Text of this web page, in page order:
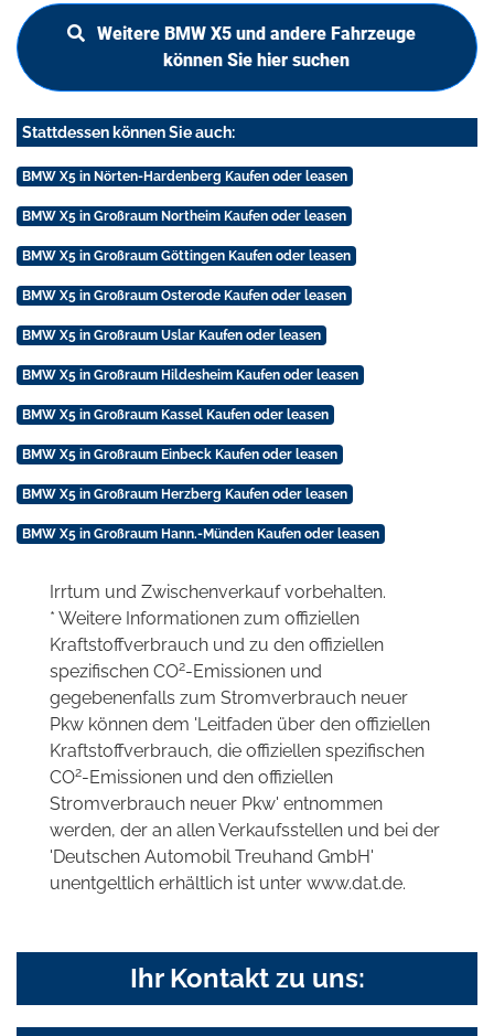
Weitere BMW X5 und andere Fahrzeuge
können Sie hier suchen
Stattdessen können Sie auch:
BMW X5 in Nörten-Hardenberg Kaufen oder leasen
BMW X5 in Großraum Northeim Kaufen oder leasen
BMW X5 in Großraum Göttingen Kaufen oder leasen
BMW X5 in Großraum Osterode Kaufen oder leasen
BMW X5 in Großraum Uslar Kaufen oder leasen
BMW X5 in Großraum Hildesheim Kaufen oder leasen
BMW X5 in Großraum Kassel Kaufen oder leasen
BMW X5 in Großraum Einbeck Kaufen oder leasen
BMW X5 in Großraum Herzberg Kaufen oder leasen
BMW X5 in Großraum Hann.-Münden Kaufen oder leasen
Irrtum und Zwischenverkauf vorbehalten.
* Weitere Informationen zum offiziellen
Kraftstoffverbrauch und zu den offiziellen
spezifischen CO2-Emissionen und
gegebenenfalls zum Stromverbrauch neuer
Pkw können dem 'Leitfaden über den offiziellen
Kraftstoffverbrauch, die offiziellen spezifischen
CO2-Emissionen und den offiziellen
Stromverbrauch neuer Pkw' entnommen
werden, der an allen Verkaufsstellen und bei der
'Deutschen Automobil Treuhand GmbH'
unentgeltlich erhältlich ist unter www.dat.de.
Ihr Kontakt zu uns: